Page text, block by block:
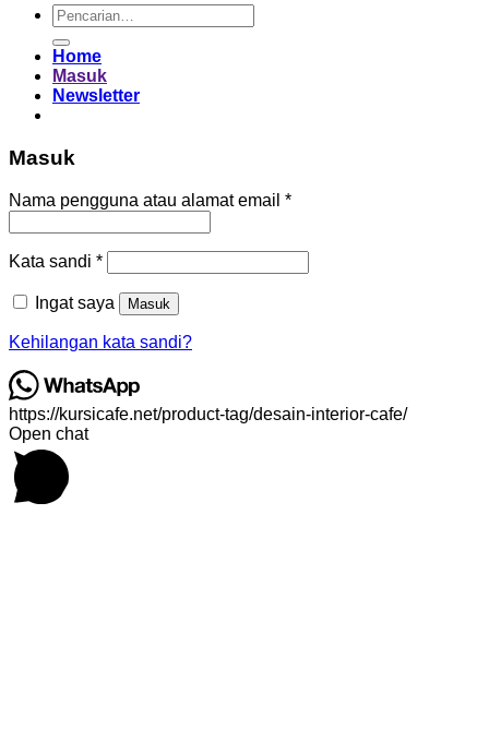
Pencarian
untuk:
Home
Masuk
Newsletter
Masuk
Nama pengguna atau alamat email *Wajib
Kata sandi *Wajib
Ingat saya Masuk
Kehilangan kata sandi?
https://kursicafe.net/product-tag/desain-interior-cafe/
Open chat